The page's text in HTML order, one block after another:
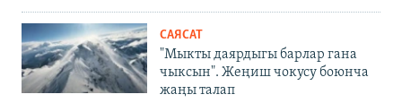
САЯСАТ
"Мыкты даярдыгы барлар гана
чыксын". Жеңиш чокусу боюнча
жаңы талап